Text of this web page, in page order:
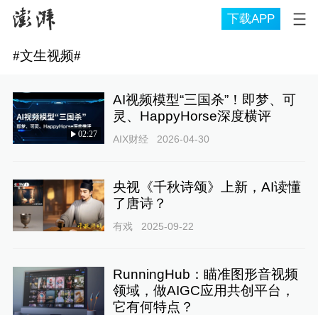
下载APP
#文生视频#
02:27
AI视频模型“三国杀”！即梦、可
灵、HappyHorse深度横评
AIX财经 2026-04-30
央视《千秋诗颂》上新，AI读懂
了唐诗？
有戏 2025-09-22
RunningHub：瞄准图形音视频
领域，做AIGC应用共创平台，
它有何特点？